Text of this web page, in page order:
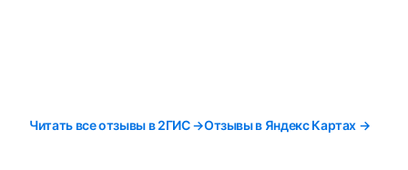
Читать все отзывы в 2ГИС →Отзывы в Яндекс Картах →